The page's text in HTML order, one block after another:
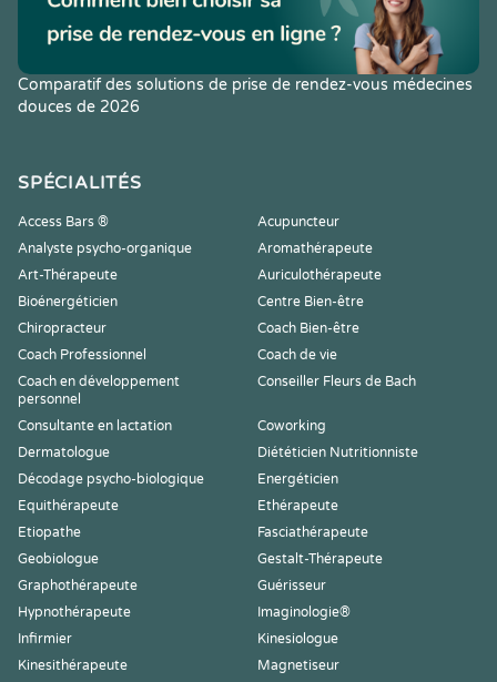
Comparatif des solutions de prise de rendez-vous médecines
douces de 2026
SPÉCIALITÉS
Access Bars ®
Acupuncteur
Analyste psycho-organique
Aromathérapeute
Art-Thérapeute
Auriculothérapeute
Bioénergéticien
Centre Bien-être
Chiropracteur
Coach Bien-être
Coach Professionnel
Coach de vie
Coach en développement
personnel
Conseiller Fleurs de Bach
Consultante en lactation
Coworking
Dermatologue
Diététicien Nutritionniste
Décodage psycho-biologique
Energéticien
Equithérapeute
Ethérapeute
Etiopathe
Fasciathérapeute
Geobiologue
Gestalt-Thérapeute
Graphothérapeute
Guérisseur
Hypnothérapeute
Imaginologie®
Infirmier
Kinesiologue
Kinesithérapeute
Magnetiseur